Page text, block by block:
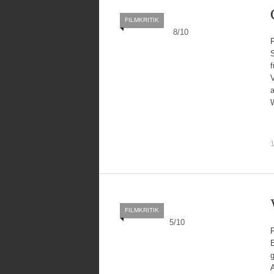
8/10
FILMKRITIK
5/10
FILMKRITIK